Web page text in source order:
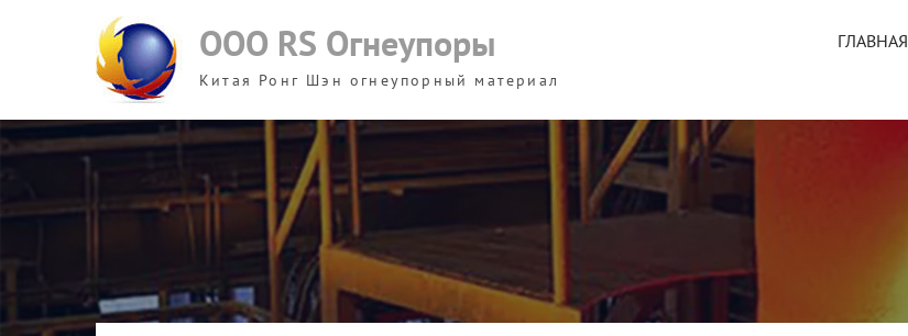
ООО RS Огнеупоры
Китая Ронг Шэн огнеупорный материал
ГЛАВНАЯ